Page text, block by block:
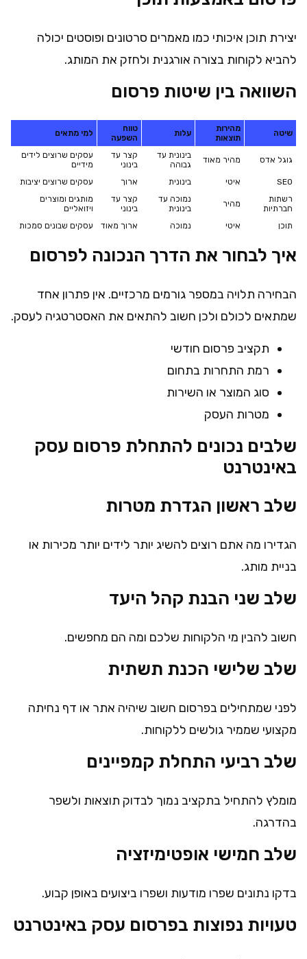
יצירת תוכן איכותי כמו מאמרים סרטונים ופוסטים יכולה
להביא לקוחות בצורה אורגנית ולחזק את המותג.
השוואה בין שיטות פרסום
שיטה
מהירות
תוצאות
עלות
טווח
השפעה
למי מתאים
גוגל אדס מהיר מאוד
בינונית עד
גבוהה
קצר עד
בינוני
עסקים שרוצים לידים
מידיים
SEO
איטי בינונית ארוך
עסקים שרוצים יציבות
רשתות
חברתיות
מהיר
נמוכה עד
בינונית
קצר עד
בינוני
מותגים ומוצרים
ויזואליים
תוכן
איטי נמוכה ארוך מאוד עסקים שבונים סמכות
איך לבחור את הדרך הנכונה לפרסום
הבחירה תלויה במספר גורמים מרכזיים. אין פתרון אחד
שמתאים לכולם ולכן חשוב להתאים את האסטרטגיה לעסק.
תקציב פרסום חודשי
רמת התחרות בתחום
סוג המוצר או השירות
מטרות העסק
שלבים נכונים להתחלת פרסום עסק
באינטרנט
שלב ראשון הגדרת מטרות
הגדירו מה אתם רוצים להשיג יותר לידים יותר מכירות או
בניית מותג.
שלב שני הבנת קהל היעד
חשוב להבין מי הלקוחות שלכם ומה הם מחפשים.
שלב שלישי הכנת תשתית
לפני שמתחילים בפרסום חשוב שיהיה אתר או דף נחיתה
מקצועי שממיר גולשים ללקוחות.
שלב רביעי התחלת קמפיינים
מומלץ להתחיל בתקציב נמוך לבדוק תוצאות ולשפר
בהדרגה.
שלב חמישי אופטימיזציה
בדקו נתונים שפרו מודעות ושפרו ביצועים באופן קבוע.
טעויות נפוצות בפרסום עסק באינטרנט